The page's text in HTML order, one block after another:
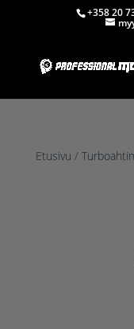
+358 20
Etusivu /